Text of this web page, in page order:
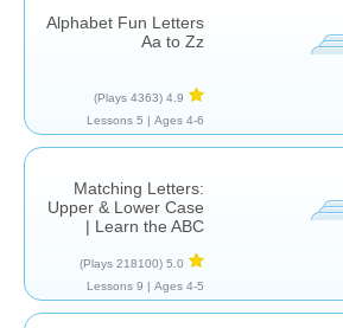
Alphabet Fun Letters
Aa to Zz
4.9
(4363 Plays)
Ages 4-6 |
5 Lessons
Matching Letters:
Upper & Lower Case
| Learn the ABC
5.0
(218100 Plays)
Ages 4-5 |
9 Lessons